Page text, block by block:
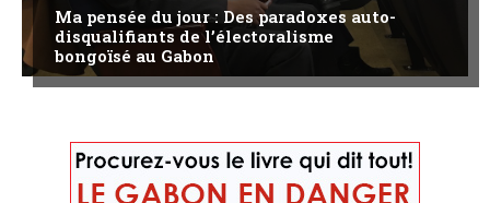
Ma pensée du jour : Des paradoxes auto-
disqualifiants de l’électoralisme
bongoïsé au Gabon